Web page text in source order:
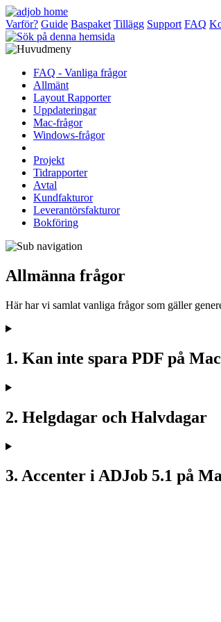
Varför? Guide Baspaket Tillägg Support FAQ
FAQ - Vanliga frågor
Allmänt
Layout Rapporter
Uppdateringar
Mac-frågor
Windows-frågor
Projekt
Tidrapporter
Avtal
Kundfakturor
Leverantörsfakturor
Bokföring
Allmänna frågor
Här har vi samlat vanliga frågor som gäller
1. Kan inte spara PDF på Mac
2. Helgdagar och Halvdagar
3. Accenter i ADJob 5.1 på